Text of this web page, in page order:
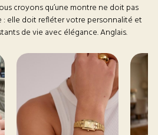
croyons qu’une montre ne doit pas
: elle doit refléter votre personnalité et
de vie avec élégance. Anglais.